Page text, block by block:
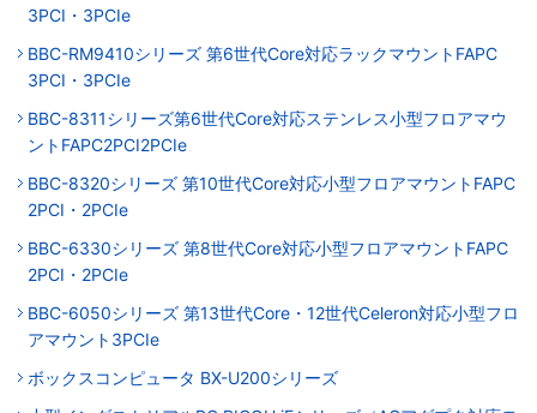
3PCI・3PCIe
BBC-RM9410シリーズ 第6世代Core対応ラックマウントFAPC
3PCI・3PCIe
BBC-8311シリーズ第6世代Core対応ステンレス小型フロアマウ
ントFAPC2PCI2PCIe
BBC-8320シリーズ 第10世代Core対応小型フロアマウントFAPC
2PCI・2PCIe
BBC-6330シリーズ 第8世代Core対応小型フロアマウントFAPC
2PCI・2PCIe
BBC-6050シリーズ 第13世代Core・12世代Celeron対応小型フロ
アマウント3PCIe
ボックスコンピュータ BX-U200シリーズ